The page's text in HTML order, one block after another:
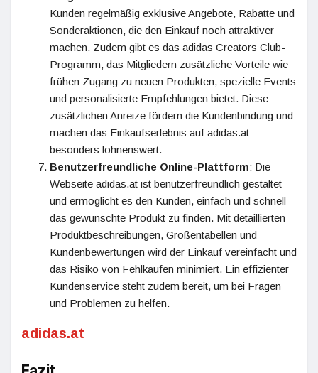
Kunden regelmäßig exklusive Angebote, Rabatte und
Sonderaktionen, die den Einkauf noch attraktiver
machen. Zudem gibt es das adidas Creators Club-
Programm, das Mitgliedern zusätzliche Vorteile wie
frühen Zugang zu neuen Produkten, spezielle Events
und personalisierte Empfehlungen bietet. Diese
zusätzlichen Anreize fördern die Kundenbindung und
machen das Einkaufserlebnis auf adidas.at
besonders lohnenswert.
Benutzerfreundliche Online-Plattform: Die
Webseite adidas.at ist benutzerfreundlich gestaltet
und ermöglicht es den Kunden, einfach und schnell
das gewünschte Produkt zu finden. Mit detaillierten
Produktbeschreibungen, Größentabellen und
Kundenbewertungen wird der Einkauf vereinfacht und
das Risiko von Fehlkäufen minimiert. Ein effizienter
Kundenservice steht zudem bereit, um bei Fragen
und Problemen zu helfen.
adidas.at